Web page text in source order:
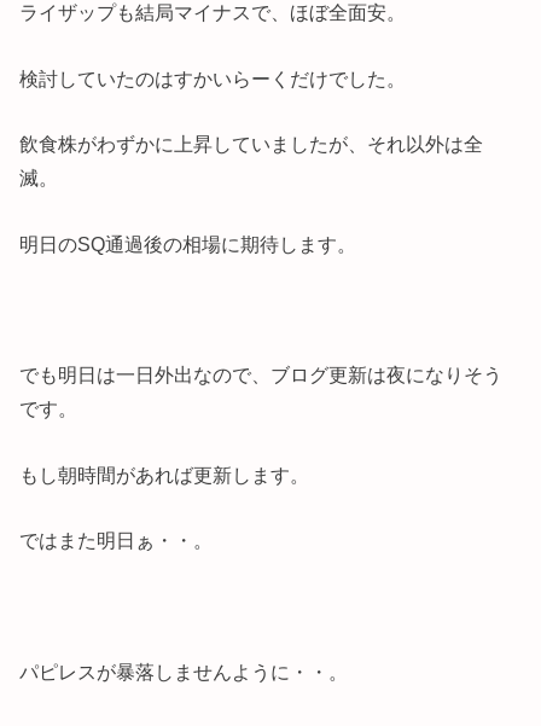
ライザップも結局マイナスで、ほぼ全面安。
検討していたのはすかいらーくだけでした。
飲食株がわずかに上昇していましたが、それ以外は全
滅。
明日のSQ通過後の相場に期待します。
でも明日は一日外出なので、ブログ更新は夜になりそう
です。
もし朝時間があれば更新します。
ではまた明日ぁ・・。
パピレスが暴落しませんように・・。